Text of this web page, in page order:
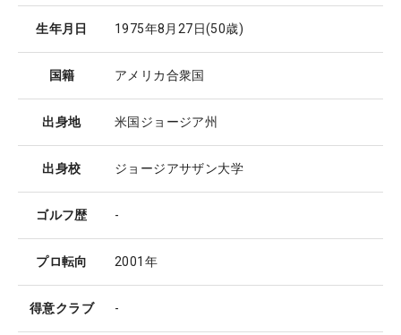
生年月日 1975年8月27日(50歳)
国籍 アメリカ合衆国
出身地 米国ジョージア州
出身校 ジョージアサザン大学
ゴルフ歴 -
プロ転向 2001年
得意クラブ -